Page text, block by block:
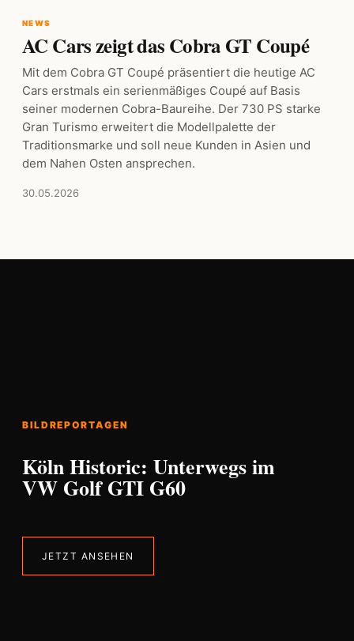
NEWS
AC Cars zeigt das Cobra GT Coupé
Mit dem Cobra GT Coupé präsentiert die heutige AC
Cars erstmals ein serienmäßiges Coupé auf Basis
seiner modernen Cobra-Baureihe. Der 730 PS starke
Gran Turismo erweitert die Modellpalette der
Traditionsmarke und soll neue Kunden in Asien und
dem Nahen Osten ansprechen.
30.05.2026
BILDREPORTAGEN
Köln Historic: Unterwegs im
VW Golf GTI G60
JETZT ANSEHEN